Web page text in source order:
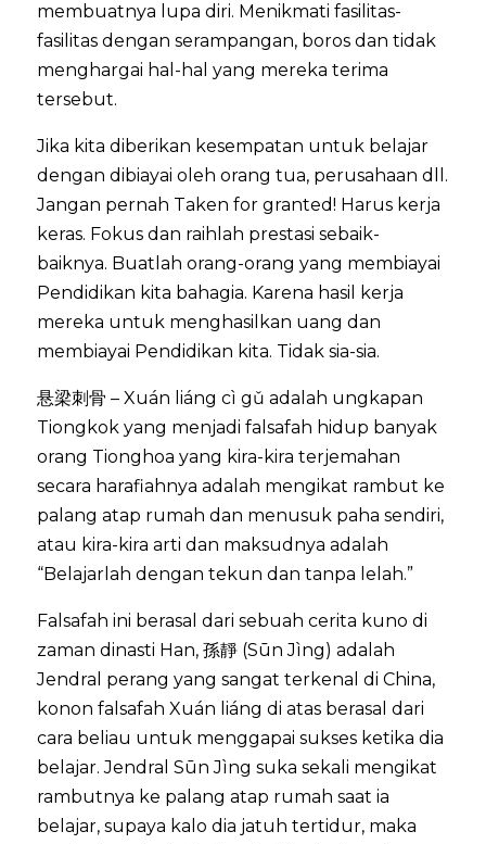
membuatnya lupa diri. Menikmati fasilitas-
fasilitas dengan serampangan, boros dan tidak
menghargai hal-hal yang mereka terima
tersebut.
Jika kita diberikan kesempatan untuk belajar
dengan dibiayai oleh orang tua, perusahaan dll.
Jangan pernah Taken for granted! Harus kerja
keras. Fokus dan raihlah prestasi sebaik-
baiknya. Buatlah orang-orang yang membiayai
Pendidikan kita bahagia. Karena hasil kerja
mereka untuk menghasilkan uang dan
membiayai Pendidikan kita. Tidak sia-sia.
悬梁刺骨 – Xuán liáng cì gǔ adalah ungkapan
Tiongkok yang menjadi falsafah hidup banyak
orang Tionghoa yang kira-kira terjemahan
secara harafiahnya adalah mengikat rambut ke
palang atap rumah dan menusuk paha sendiri,
atau kira-kira arti dan maksudnya adalah
“Belajarlah dengan tekun dan tanpa lelah.”
Falsafah ini berasal dari sebuah cerita kuno di
zaman dinasti Han, 孫靜 (Sūn Jìng) adalah
Jendral perang yang sangat terkenal di China,
konon falsafah Xuán liáng di atas berasal dari
cara beliau untuk menggapai sukses ketika dia
belajar. Jendral Sūn Jìng suka sekali mengikat
rambutnya ke palang atap rumah saat ia
belajar, supaya kalo dia jatuh tertidur, maka